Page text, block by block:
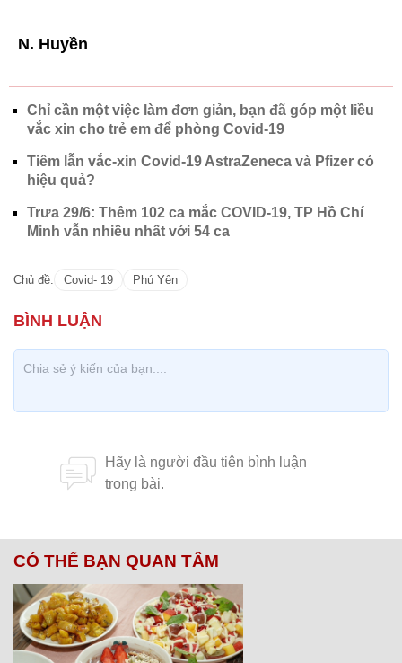
N. Huyền
Chỉ cần một việc làm đơn giản, bạn đã góp một liều
vắc xin cho trẻ em để phòng Covid-19
Tiêm lẫn vắc-xin Covid-19 AstraZeneca và Pfizer có
hiệu quả?
Trưa 29/6: Thêm 102 ca mắc COVID-19, TP Hồ Chí
Minh vẫn nhiều nhất với 54 ca
Chủ đề: Covid- 19 Phú Yên
CÓ THỂ BẠN QUAN TÂM